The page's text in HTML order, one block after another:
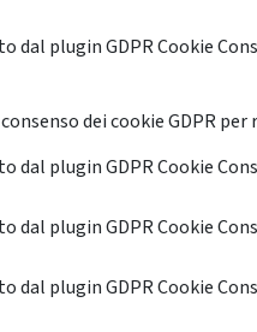
dal plugin GDPR Cookie
dei cookie GDPR
dal plugin GDPR Cookie
dal plugin GDPR Cookie
dal plugin GDPR Cookie